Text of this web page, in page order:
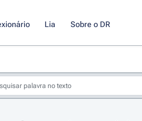
Lia Sobre o DR